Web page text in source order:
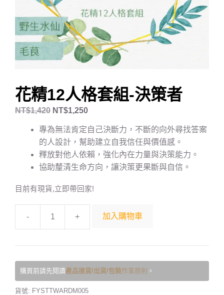
花精12人格套組-決策者
NT$1,420 NT$1,250
專為無法肯定自己決斷力，不斷的向外尋找答案
的人設計，幫助建立自我信任與價值感。
釋放對他人依賴，強化內在力量與決策能力。
協助釐清生命方向，讓決策更果斷與自信。
目前有現貨,立即帶回家!
- + 加入購物車
購買前請先閱讀產品撿貨/出貨/包裝作業原則 。
貨號: FYSTTWARDM005